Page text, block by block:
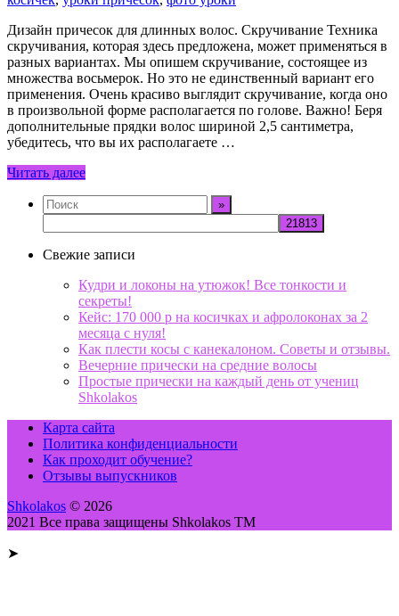
Дизайн причесок для длинных волос. Скручивание Техника
скручивания, которая здесь предложена, может применяться в
разных вариантах. Мы опишем скручивание, состоящее из
множества восьмерок. Но это не единственный вариант его
применения. Очень красиво выглядит скручивание, когда оно
в произвольной форме располагается по голове. Важно! Беря
дополнительные прядки волос шириной 2,5 сантиметра,
убедитесь, что вы их располагаете …
Читать далее
Свежие записи
Кудри и локоны на утюжок! Все тонкости и
секреты!
Кейс: 170 000 р на косичках и афролоконах за 2
месяца с нуля!
Как плести косы с канекалоном. Советы и отзывы.
Вечерние прически на средние волосы
Простые прически на каждый день от учениц
Shkolakos
Карта сайта
Политика конфиденциальности
Как проходит обучение?
Отзывы выпускников
Shkolakos © 2026
2021 Все права защищены Shkolakos TM
➤